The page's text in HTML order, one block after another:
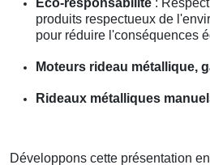
produits respectueux de
pour réduire l'conséquences
Moteurs rideau métallique,
Rideaux métalliques
Développons cette présentation